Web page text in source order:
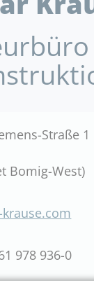
Straße 1
Bomig-West)
978 936-0